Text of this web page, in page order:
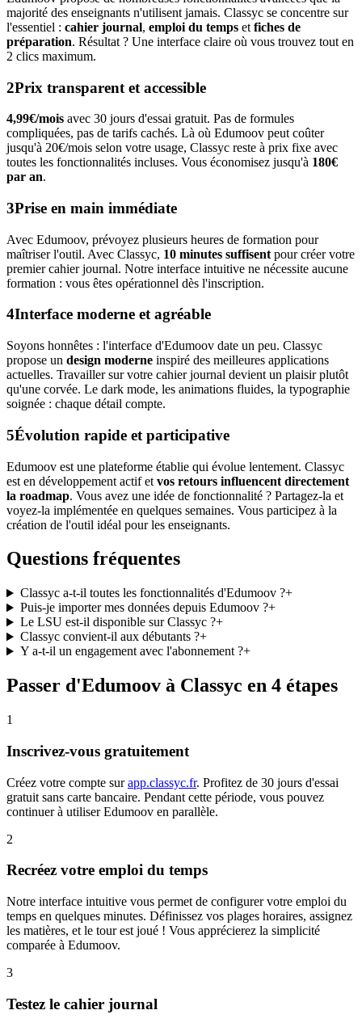
majorité des enseignants n'utilisent jamais. Classyc se concentre sur
l'essentiel : cahier journal, emploi du temps et fiches de
préparation. Résultat ? Une interface claire où vous trouvez tout en
2 clics maximum.
2Prix transparent et accessible
4,99€/mois avec 30 jours d'essai gratuit. Pas de formules
compliquées, pas de tarifs cachés. Là où Edumoov peut coûter
jusqu'à 20€/mois selon votre usage, Classyc reste à prix fixe avec
toutes les fonctionnalités incluses. Vous économisez jusqu'à 180€
par an.
3Prise en main immédiate
Avec Edumoov, prévoyez plusieurs heures de formation pour
maîtriser l'outil. Avec Classyc, 10 minutes suffisent pour créer votre
premier cahier journal. Notre interface intuitive ne nécessite aucune
formation : vous êtes opérationnel dès l'inscription.
4Interface moderne et agréable
Soyons honnêtes : l'interface d'Edumoov date un peu. Classyc
propose un design moderne inspiré des meilleures applications
actuelles. Travailler sur votre cahier journal devient un plaisir plutôt
qu'une corvée. Le dark mode, les animations fluides, la typographie
soignée : chaque détail compte.
5Évolution rapide et participative
Edumoov est une plateforme établie qui évolue lentement. Classyc
est en développement actif et vos retours influencent directement
la roadmap. Vous avez une idée de fonctionnalité ? Partagez-la et
voyez-la implémentée en quelques semaines. Vous participez à la
création de l'outil idéal pour les enseignants.
Questions fréquentes
Classyc a-t-il toutes les fonctionnalités d'Edumoov ?+
Puis-je importer mes données depuis Edumoov ?+
Le LSU est-il disponible sur Classyc ?+
Classyc convient-il aux débutants ?+
Y a-t-il un engagement avec l'abonnement ?+
Passer d'Edumoov à Classyc en 4 étapes
1
Inscrivez-vous gratuitement
Créez votre compte sur app.classyc.fr. Profitez de 30 jours d'essai
gratuit sans carte bancaire. Pendant cette période, vous pouvez
continuer à utiliser Edumoov en parallèle.
2
Recréez votre emploi du temps
Notre interface intuitive vous permet de configurer votre emploi du
temps en quelques minutes. Définissez vos plages horaires, assignez
les matières, et le tour est joué ! Vous apprécierez la simplicité
comparée à Edumoov.
3
Testez le cahier journal